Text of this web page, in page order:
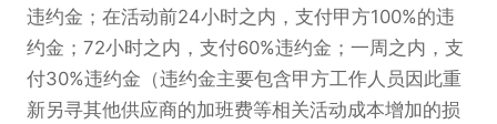
违约金；在活动前24小时之内，支付甲方100%的违
约金；72小时之内，支付60%违约金；一周之内，支
付30%违约金（违约金主要包含甲方工作人员因此重
新另寻其他供应商的加班费等相关活动成本增加的损